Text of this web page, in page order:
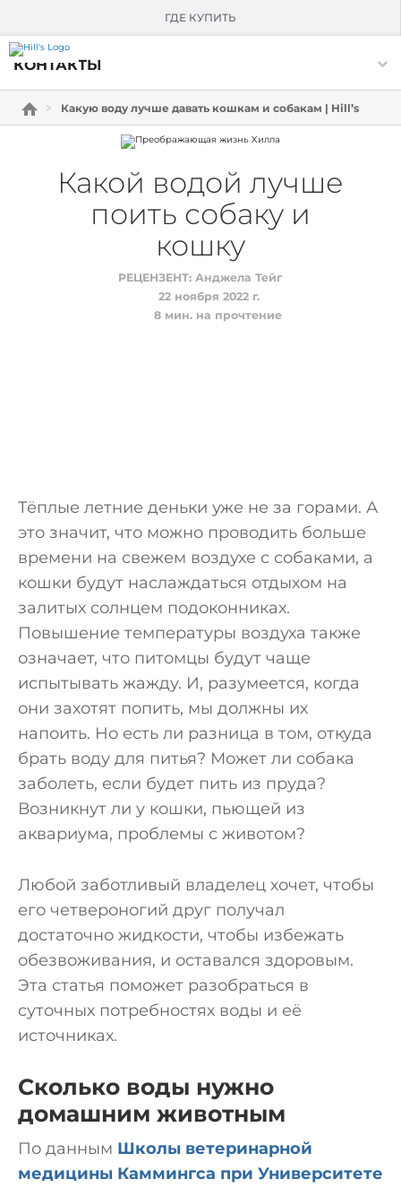
ГДЕ КУПИТЬ
КОНТАКТЫ
Какую воду лучше давать кошкам и собакам | Hill’s
Какой водой лучше
поить собаку и
кошку
РЕЦЕНЗЕНТ: Анджела Тейг
22 ноября 2022 г.
8 мин. на прочтение
Тёплые летние деньки уже не за горами. А
это значит, что можно проводить больше
времени на свежем воздухе с собаками, а
кошки будут наслаждаться отдыхом на
залитых солнцем подоконниках.
Повышение температуры воздуха также
означает, что питомцы будут чаще
испытывать жажду. И, разумеется, когда
они захотят попить, мы должны их
напоить. Но есть ли разница в том, откуда
брать воду для питья? Может ли собака
заболеть, если будет пить из пруда?
Возникнут ли у кошки, пьющей из
аквариума, проблемы с животом?
Любой заботливый владелец хочет, чтобы
его четвероногий друг получал
достаточно жидкости, чтобы избежать
обезвоживания, и оставался здоровым.
Эта статья поможет разобраться в
суточных потребностях воды и её
источниках.
Сколько воды нужно
домашним животным
По данным Школы ветеринарной
медицины Каммингса при Университете